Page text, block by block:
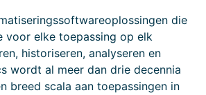
die
voor elke toepassing op elk
historiseren, analyseren en
wordt al meer dan drie decennia
breed scala aan toepassingen in